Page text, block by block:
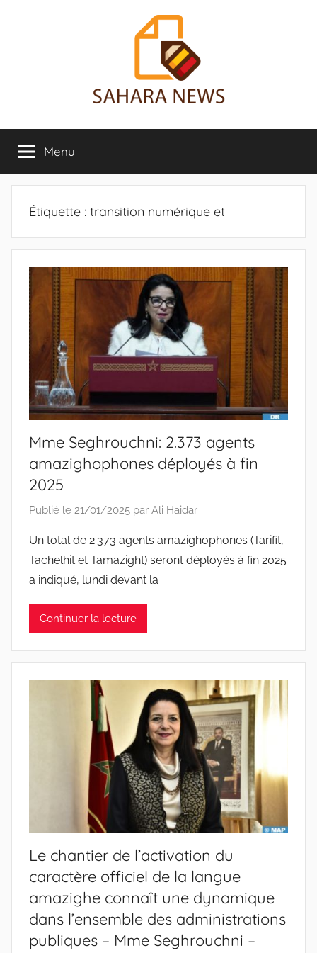
Sahara
News
sur
le
Sahara
révélée
Menu
Étiquette : transition numérique et
Mme Seghrouchni: 2.373 agents
amazighophones déployés à fin
2025
Publié le 21/01/2025 par Ali Haidar
Un total de 2.373 agents amazighophones (Tarifit,
Tachelhit et Tamazight) seront déployés à fin 2025
a indiqué, lundi devant la
Continuer la lecture
Le chantier de l’activation du
caractère officiel de la langue
amazighe connaît une dynamique
dans l’ensemble des administrations
publiques – Mme Seghrouchni –